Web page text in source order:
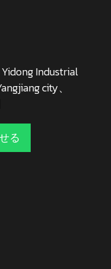
Industrial
city、
る